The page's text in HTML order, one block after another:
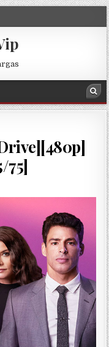
75]